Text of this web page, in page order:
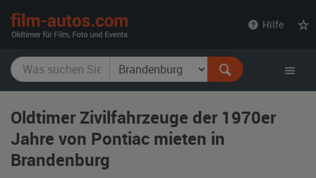
Hilfe
Oldtimer Zivilfahrzeuge der 1970er
Jahre von Pontiac mieten in
Brandenburg